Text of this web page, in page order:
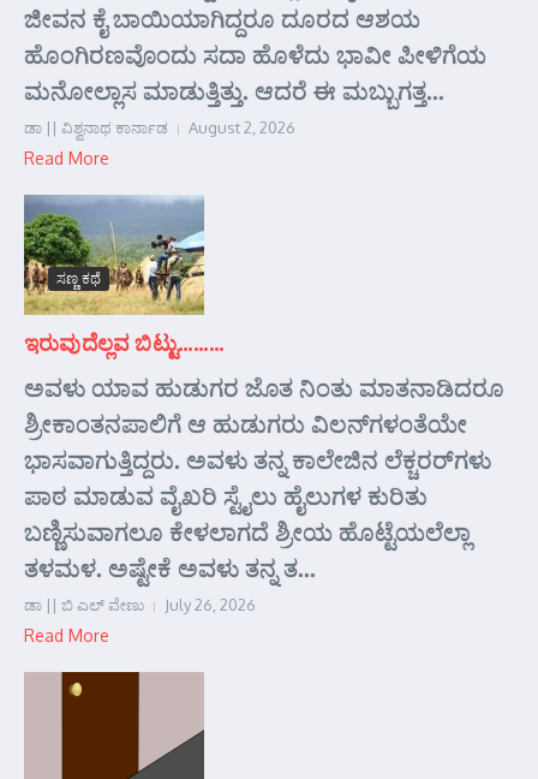
ಜೀವನ ಕೈ ಬಾಯಿಯಾಗಿದ್ದರೂ ದೂರದ ಆಶಯ
ಹೊಂಗಿರಣವೊಂದು ಸದಾ ಹೊಳೆದು ಭಾವೀ ಪೀಳಿಗೆಯ
ಮನೋಲ್ಲಾಸ ಮಾಡುತ್ತಿತ್ತು. ಆದರೆ ಈ ಮಬ್ಬುಗತ್ತ...
ಡಾ || ವಿಶ್ವನಾಥ ಕಾರ್ನಾಡ August 2, 2026
Read More
ಸಣ್ಣ ಕಥೆ
ಇರುವುದೆಲ್ಲವ ಬಿಟ್ಟು………
ಅವಳು ಯಾವ ಹುಡುಗರ ಜೊತ ನಿಂತು ಮಾತನಾಡಿದರೂ
ಶ್ರೀಕಾಂತನಪಾಲಿಗೆ ಆ ಹುಡುಗರು ವಿಲನ್‌ಗಳಂತೆಯೇ
ಭಾಸವಾಗುತ್ತಿದ್ದರು. ಅವಳು ತನ್ನ ಕಾಲೇಜಿನ ಲೆಕ್ಚರರ್‌ಗಳು
ಪಾಠ ಮಾಡುವ ವೈಖರಿ ಸ್ಟೈಲು ಹೈಲುಗಳ ಕುರಿತು
ಬಣ್ಣಿಸುವಾಗಲೂ ಕೇಳಲಾಗದೆ ಶ್ರೀಯ ಹೊಟ್ಟೆಯಲೆಲ್ಲಾ
ತಳಮಳ. ಅಷ್ಟೇಕೆ ಅವಳು ತನ್ನ ತ...
ಡಾ || ಬಿ ಎಲ್ ವೇಣು July 26, 2026
Read More